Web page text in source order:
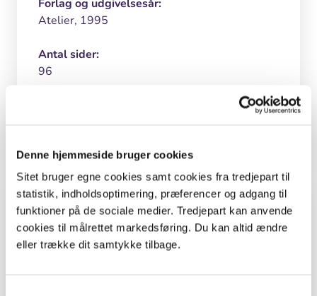
Denne hjemmeside bruger cookies
Sitet bruger egne cookies samt cookies fra tredjepart til
statistik, indholdsoptimering, præferencer og adgang til
funktioner på de sociale medier. Tredjepart kan anvende
cookies til målrettet markedsføring. Du kan altid ændre
eller trække dit samtykke tilbage.
Forlag og udgivelsesår:
Atelier, 1995
Antal sider:
96
Inspiration og lignende materialer
Lærere